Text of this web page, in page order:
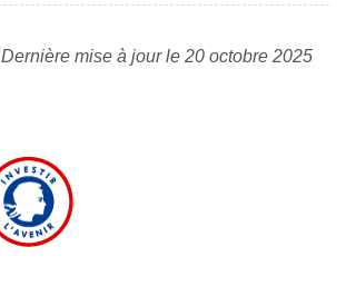
Dernière mise à jour le 20 octobre 2025